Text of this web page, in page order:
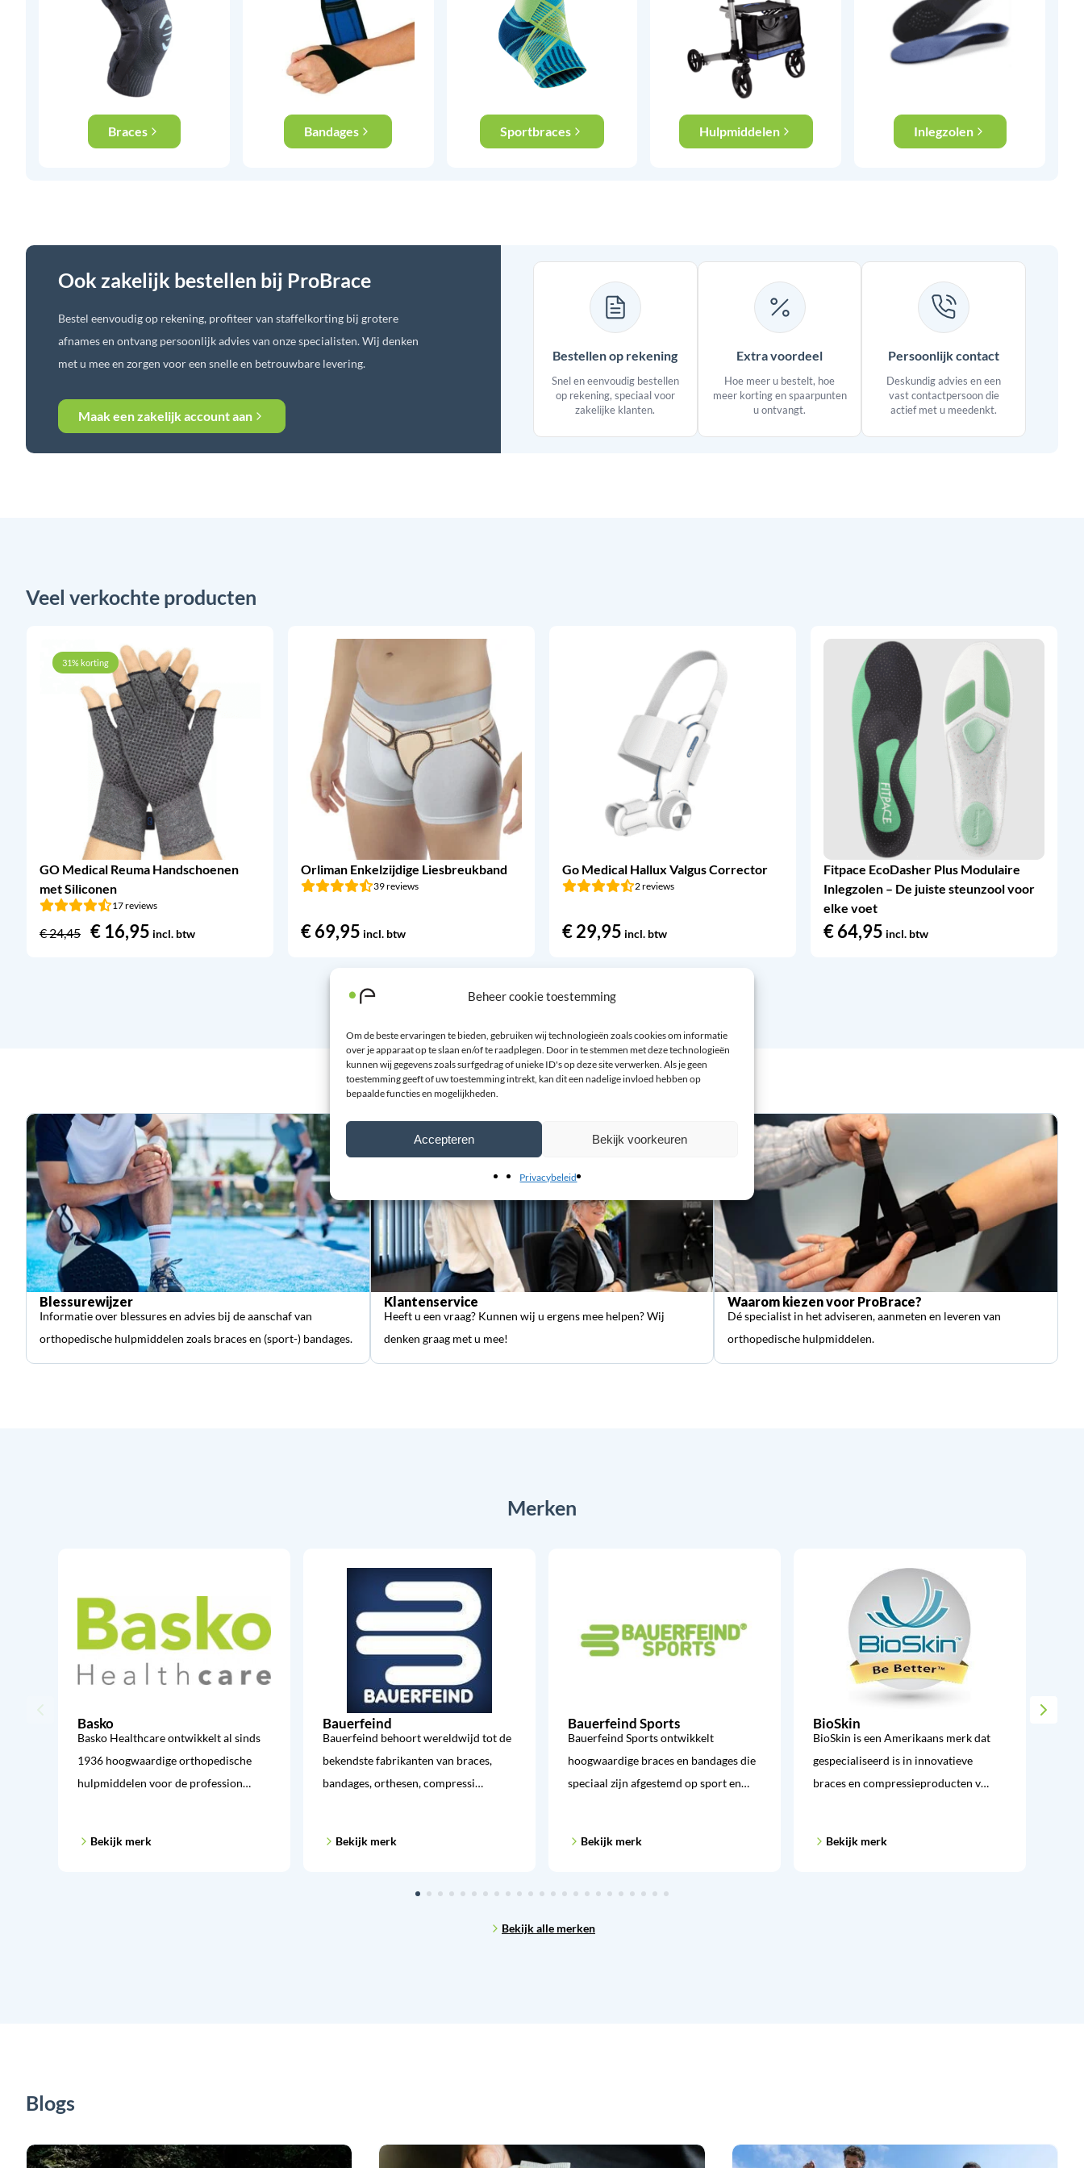
Beheer cookie toestemming
Om de beste ervaringen te bieden, gebruiken wij technologieën zoals cookies om informatie
over je apparaat op te slaan en/of te raadplegen. Door in te stemmen met deze technologieën
kunnen wij gegevens zoals surfgedrag of unieke ID's op deze site verwerken. Als je geen
toestemming geeft of uw toestemming intrekt, kan dit een nadelige invloed hebben op
bepaalde functies en mogelijkheden.
Accepteren Bekijk voorkeuren
Privacybeleid
Braces Bandages Sportbraces Hulpmiddelen Inlegzolen
Ook zakelijk bestellen bij ProBrace
Bestel eenvoudig op rekening, profiteer van staffelkorting bij grotere
afnames en ontvang persoonlijk advies van onze specialisten. Wij denken
met u mee en zorgen voor een snelle en betrouwbare levering.
Maak een zakelijk account aan
Bestellen op rekening
Snel en eenvoudig bestellen
op rekening, speciaal voor
zakelijke klanten.
Extra voordeel
Hoe meer u bestelt, hoe
meer korting en spaarpunten
u ontvangt.
Persoonlijk contact
Deskundig advies en een
vast contactpersoon die
actief met u meedenkt.
Veel verkochte producten
31% korting
GO Medical Reuma Handschoenen
met Siliconen
17 reviews
€24,45
Oorspronkelijke
€ 16,95Huidige
incl. btw
Orliman Enkelzijdige Liesbreukband
39 reviews
€69,95 incl. btw
Go Medical Hallux Valgus Corrector
2 reviews
€29,95 incl. btw
Fitpace EcoDasher Plus Modulaire
Inlegzolen – De juiste steunzool voor
elke voet
€64,95 incl. btw
Blessurewijzer
Informatie over blessures en advies bij de aanschaf van
orthopedische hulpmiddelen zoals braces en (sport-) bandages.
Klantenservice
Heeft u een vraag? Kunnen wij u ergens mee helpen? Wij
denken graag met u mee!
Waarom kiezen voor ProBrace?
Dé specialist in het adviseren, aanmeten en leveren van
orthopedische hulpmiddelen.
Merken
Basko
Basko Healthcare ontwikkelt al sinds
1936 hoogwaardige orthopedische
hulpmiddelen voor de profession…
Bekijk merk
Bauerfeind
Bauerfeind behoort wereldwijd tot de
bekendste fabrikanten van braces,
bandages, orthesen, compressi…
Bekijk merk
Bauerfeind Sports
Bauerfeind Sports ontwikkelt
hoogwaardige braces en bandages die
speciaal zijn afgestemd op sport en…
Bekijk merk
BioSkin
BioSkin is een Amerikaans merk dat
gespecialiseerd is in innovatieve
braces en compressieproducten v…
Bekijk merk
Bekijk alle merken
Blogs
Zee, Jumper’s